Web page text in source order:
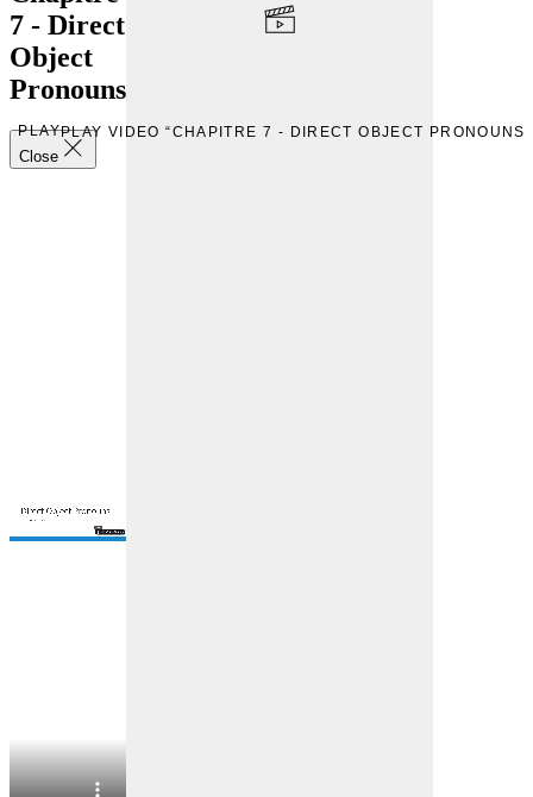
7 - Direct
Object
Pronouns
Close
PLAYPLAY VIDEO “CHAPITRE 7 - DIRECT OBJECT PRONOUNS”